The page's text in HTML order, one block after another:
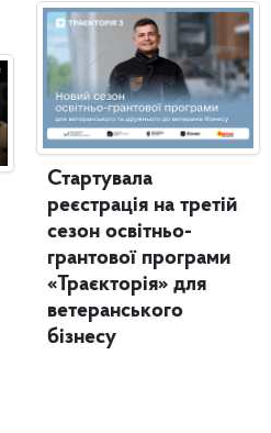
Стартувала
реєстрація на третій
сезон освітньо-
грантової програми
«Траєкторія» для
ветеранського
бізнесу